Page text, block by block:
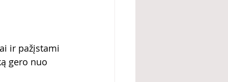
ir pažįstami
gero nuo